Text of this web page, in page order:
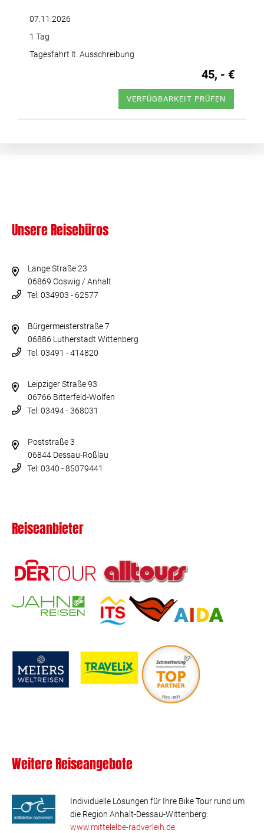
07.11.2026
1 Tag
Tagesfahrt lt. Ausschreibung
45, - €
VERFÜGBARKEIT PRÜFEN
Unsere Reisebüros
Lange Straße 23
06869 Coswig / Anhalt
Tel: 034903 - 62577
Bürgermeisterstraße 7
06886 Lutherstadt Wittenberg
Tel: 03491 - 414820
Leipziger Straße 93
06766 Bitterfeld-Wolfen
Tel: 03494 - 368031
Poststraße 3
06844 Dessau-Roßlau
Tel: 0340 - 85079441
Reiseanbieter
Weitere Reiseangebote
Individuelle Lösungen für Ihre Bike Tour rund um
die Region Anhalt-Dessau-Wittenberg:
www.mittelelbe-radverleih.de